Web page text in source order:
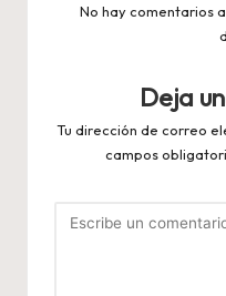
No hay comentarios
Deja
Tu dirección de correo
campos